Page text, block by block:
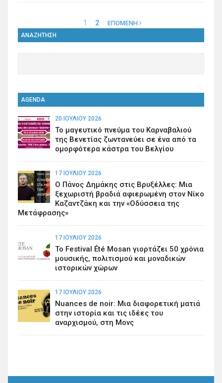
1 2 ΕΠΟΜΕΝΗ
ΑΝΑΖΗΤΗΣΗ
AGENDA
20 ΙΟΥΛΊΟΥ 2026
Το μαγευτικό πνεύμα του Καρναβαλιού
της Βενετίας ζωντανεύει σε ένα από τα
ομορφότερα κάστρα του Βελγίου
17 ΙΟΥΛΊΟΥ 2026
Ο Πάνος Δημάκης στις Βρυξέλλες: Μια
ξεχωριστή βραδιά αφιερωμένη στον Νίκο
Καζαντζάκη και την «Οδύσσεια της
Μετάφρασης»
17 ΙΟΥΛΊΟΥ 2026
Το Festival Été Mosan γιορτάζει 50 χρόνια
μουσικής, πολιτισμού και μοναδικών
ιστορικών χώρων
17 ΙΟΥΛΊΟΥ 2026
Nuances de noir: Μια διαφορετική ματιά
στην ιστορία και τις ιδέες του
αναρχισμού, στη Μονς